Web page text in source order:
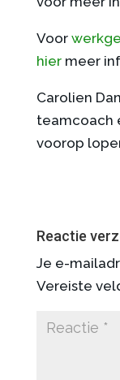
Voor
hiermeer
Carolien
teamcoach
voorop
Reactie
Je e-
Vereiste